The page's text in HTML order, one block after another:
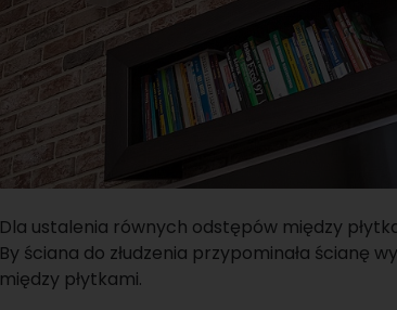
Dla ustalenia równych odstępów między
By ściana do złudzenia przypominała ścianę
między płytkami.